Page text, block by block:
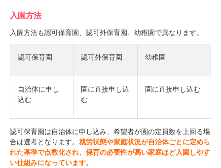
入園方法
入園方法も認可保育園、認可外保育園、幼稚園で異なります。
認可保育園 認可外保育園 幼稚園
自治体に申し
込む
園に直接申し込
む
園に直接申し込む
認可保育園は自治体に申し込み、希望者が園の定員数を上回る場
合は選考となります。 就労状態や家庭状況が自治体ごとに定めら
れた基準で点数化され、保育の必要性が高い家庭ほど入園しやす
い仕組みになっています。